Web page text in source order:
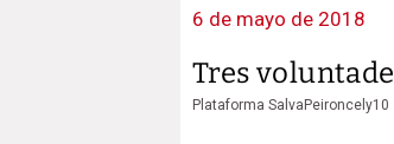
6 de mayo de 2018
Tres
Plataforma SalvaPeironcely10